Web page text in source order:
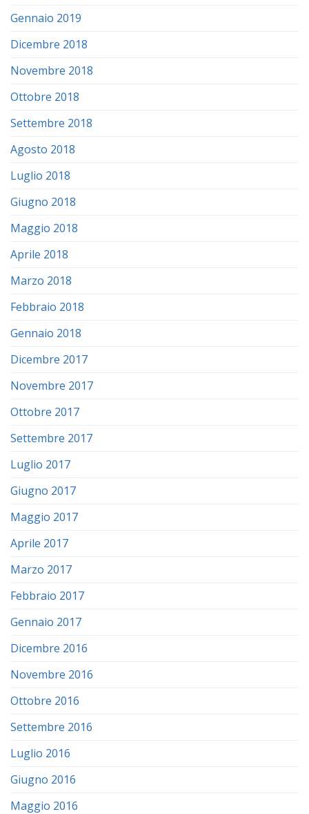
Gennaio 2019
Dicembre 2018
Novembre 2018
Ottobre 2018
Settembre 2018
Agosto 2018
Luglio 2018
Giugno 2018
Maggio 2018
Aprile 2018
Marzo 2018
Febbraio 2018
Gennaio 2018
Dicembre 2017
Novembre 2017
Ottobre 2017
Settembre 2017
Luglio 2017
Giugno 2017
Maggio 2017
Aprile 2017
Marzo 2017
Febbraio 2017
Gennaio 2017
Dicembre 2016
Novembre 2016
Ottobre 2016
Settembre 2016
Luglio 2016
Giugno 2016
Maggio 2016